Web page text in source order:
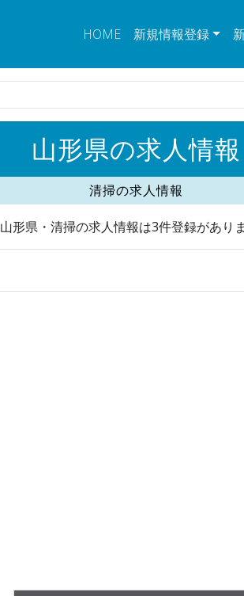
HOME 新規情報登録
山形県の求人情報
清掃の求人情報
山形県・清掃の求人情報は3件登録がありま